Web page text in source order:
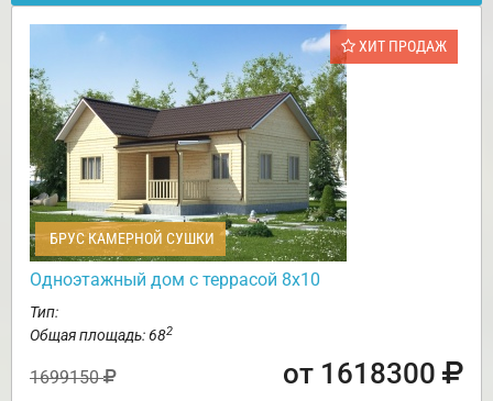
ХИТ ПРОДАЖ
БРУС КАМЕРНОЙ СУШКИ
Одноэтажный дом с террасой 8х10
Тип:
Общая площадь: 682
1699150 от 1618300